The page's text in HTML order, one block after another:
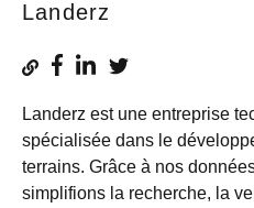
Landerz
Landerz est une entreprise
spécialisée dans le
terrains. Grâce à nos
simplifions la recherche, la